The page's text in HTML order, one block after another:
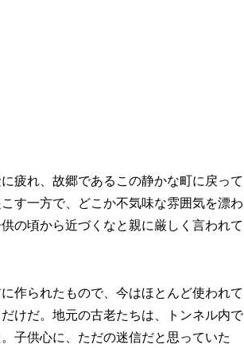
疲れ、故郷であるこの静かな町に戻って
す一方で、どこか不気味な雰囲気を漂わ
の頃から近づくなと親に厳しく言われて
作られたもので、今はほとんど使われて
けだ。地元の古老たちは、トンネル内で
子供心に、ただの迷信だと思っていた